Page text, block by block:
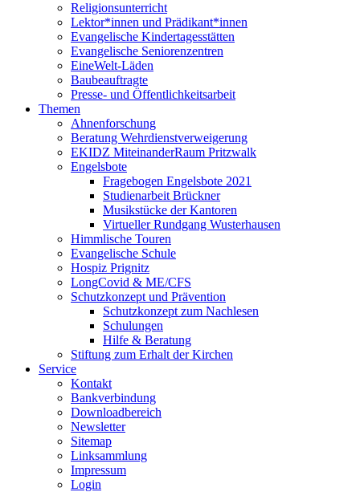
Religionsunterricht
Lektor*innen und Prädikant*innen
Evangelische Kindertagesstätten
Evangelische Seniorenzentren
EineWelt-Läden
Baubeauftragte
Presse- und Öffentlichkeitsarbeit
Themen
Ahnenforschung
Beratung Wehrdienstverweigerung
EKIDZ MiteinanderRaum Pritzwalk
Engelsbote
Fragebogen Engelsbote 2021
Studienarbeit Brückner
Musikstücke der Kantoren
Virtueller Rundgang Wusterhausen
Himmlische Touren
Evangelische Schule
Hospiz Prignitz
LongCovid & ME/CFS
Schutzkonzept und Prävention
Schutzkonzept zum Nachlesen
Schulungen
Hilfe & Beratung
Stiftung zum Erhalt der Kirchen
Service
Kontakt
Bankverbindung
Downloadbereich
Newsletter
Sitemap
Linksammlung
Impressum
Login